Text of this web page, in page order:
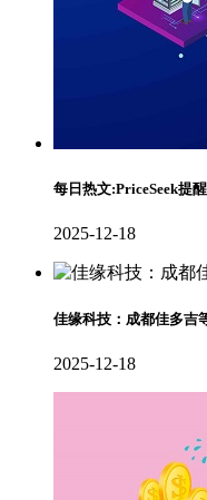
每日热文:PriceSeek提
2025-12-18
佳缘科技：成都佳多吉
2025-12-18